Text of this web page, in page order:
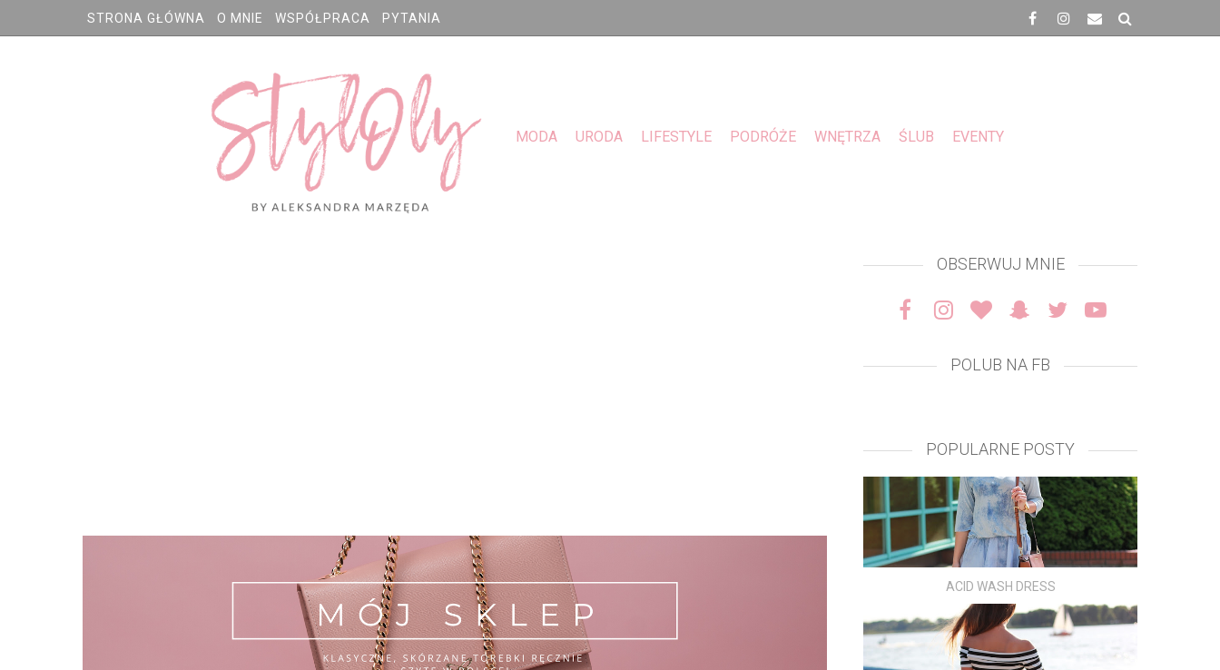
STRONA GŁÓWNA O MNIE WSPÓŁPRACA PYTANIA
MODA URODA LIFESTYLE PODRÓŻE WNĘTRZA ŚLUB EVENTY
OBSERWUJ MNIE
POLUB NA FB
POPULARNE POSTY
ACID WASH DRESS